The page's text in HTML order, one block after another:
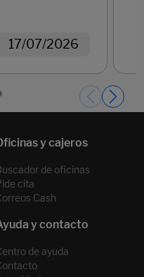
17/07/2026
de oficinas
cita
Cash
de ayuda